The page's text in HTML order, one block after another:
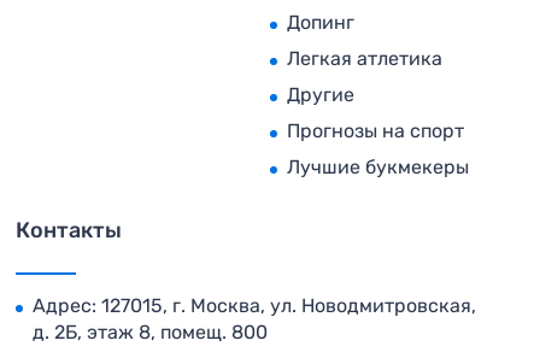
Допинг
Легкая атлетика
Другие
Прогнозы на спорт
Лучшие букмекеры
Контакты
Адрес: 127015, г. Москва, ул. Новодмитровская,
д. 2Б, этаж 8, помещ. 800